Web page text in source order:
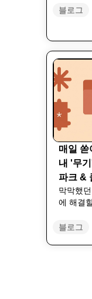
블로그
매일 쏟
내 '무
파크 &
막막했
에 해결
블로그